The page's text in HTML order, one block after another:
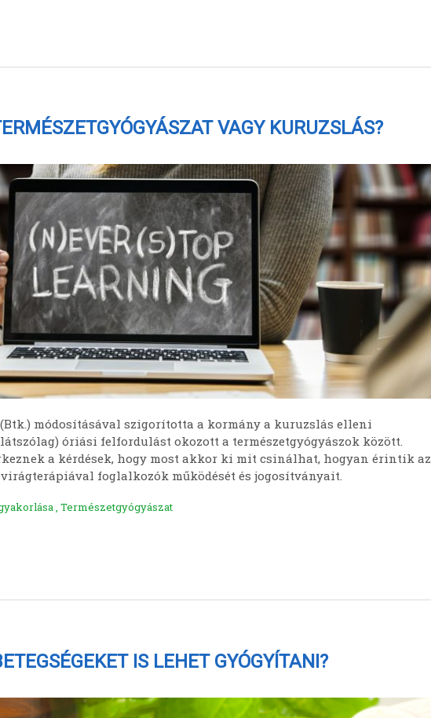
VAGY KURUZSLÁS?
módosításával szigorította a kormány a kuruzslás elleni
óriási felfordulást okozott a természetgyógyászok között.
a kérdések, hogy most akkor ki mit csinálhat, hogyan érintik az
foglalkozók működését és jogosítványait.
, Természetgyógyászat
IS LEHET GYÓGYÍTANI?